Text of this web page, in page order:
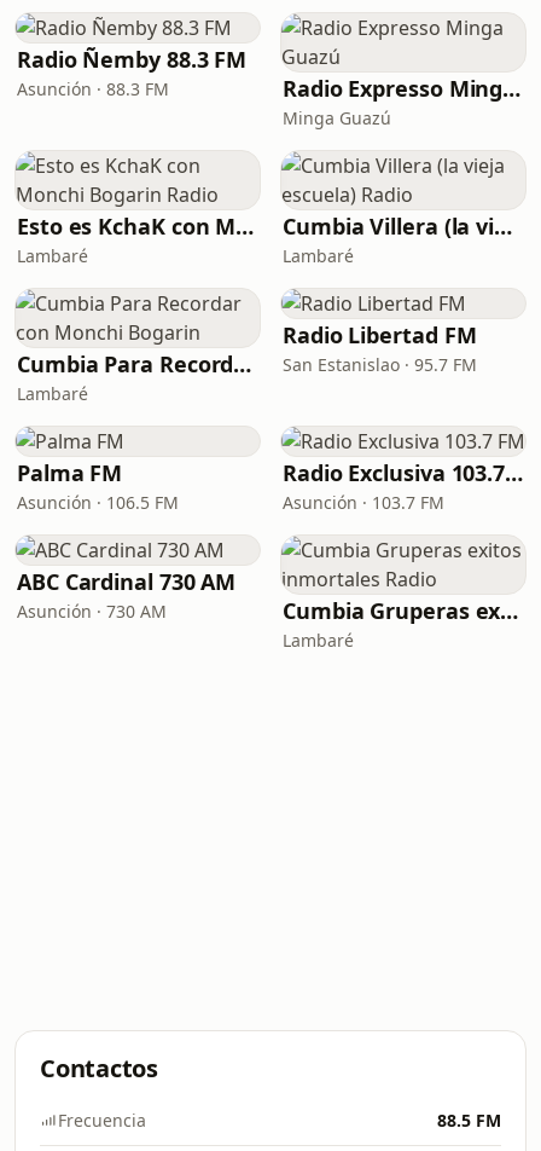
Radio Ñemby 88.3 FM
Asunción · 88.3 FM Radio Expresso Minga Guazú
Minga Guazú
Esto es KchaK con Monchi Bogarin Radio
Lambaré
Cumbia Villera (la vieja escuela) Radio
Lambaré
Cumbia Para Recordar con Monchi Bogarin
Lambaré
Radio Libertad FM
San Estanislao · 95.7 FM
Palma FM
Asunción · 106.5 FM
Radio Exclusiva 103.7 FM
Asunción · 103.7 FM
ABC Cardinal 730 AM
Asunción · 730 AM Cumbia Gruperas exitos inmortales Radio
Lambaré
Contactos
Frecuencia 88.5 FM